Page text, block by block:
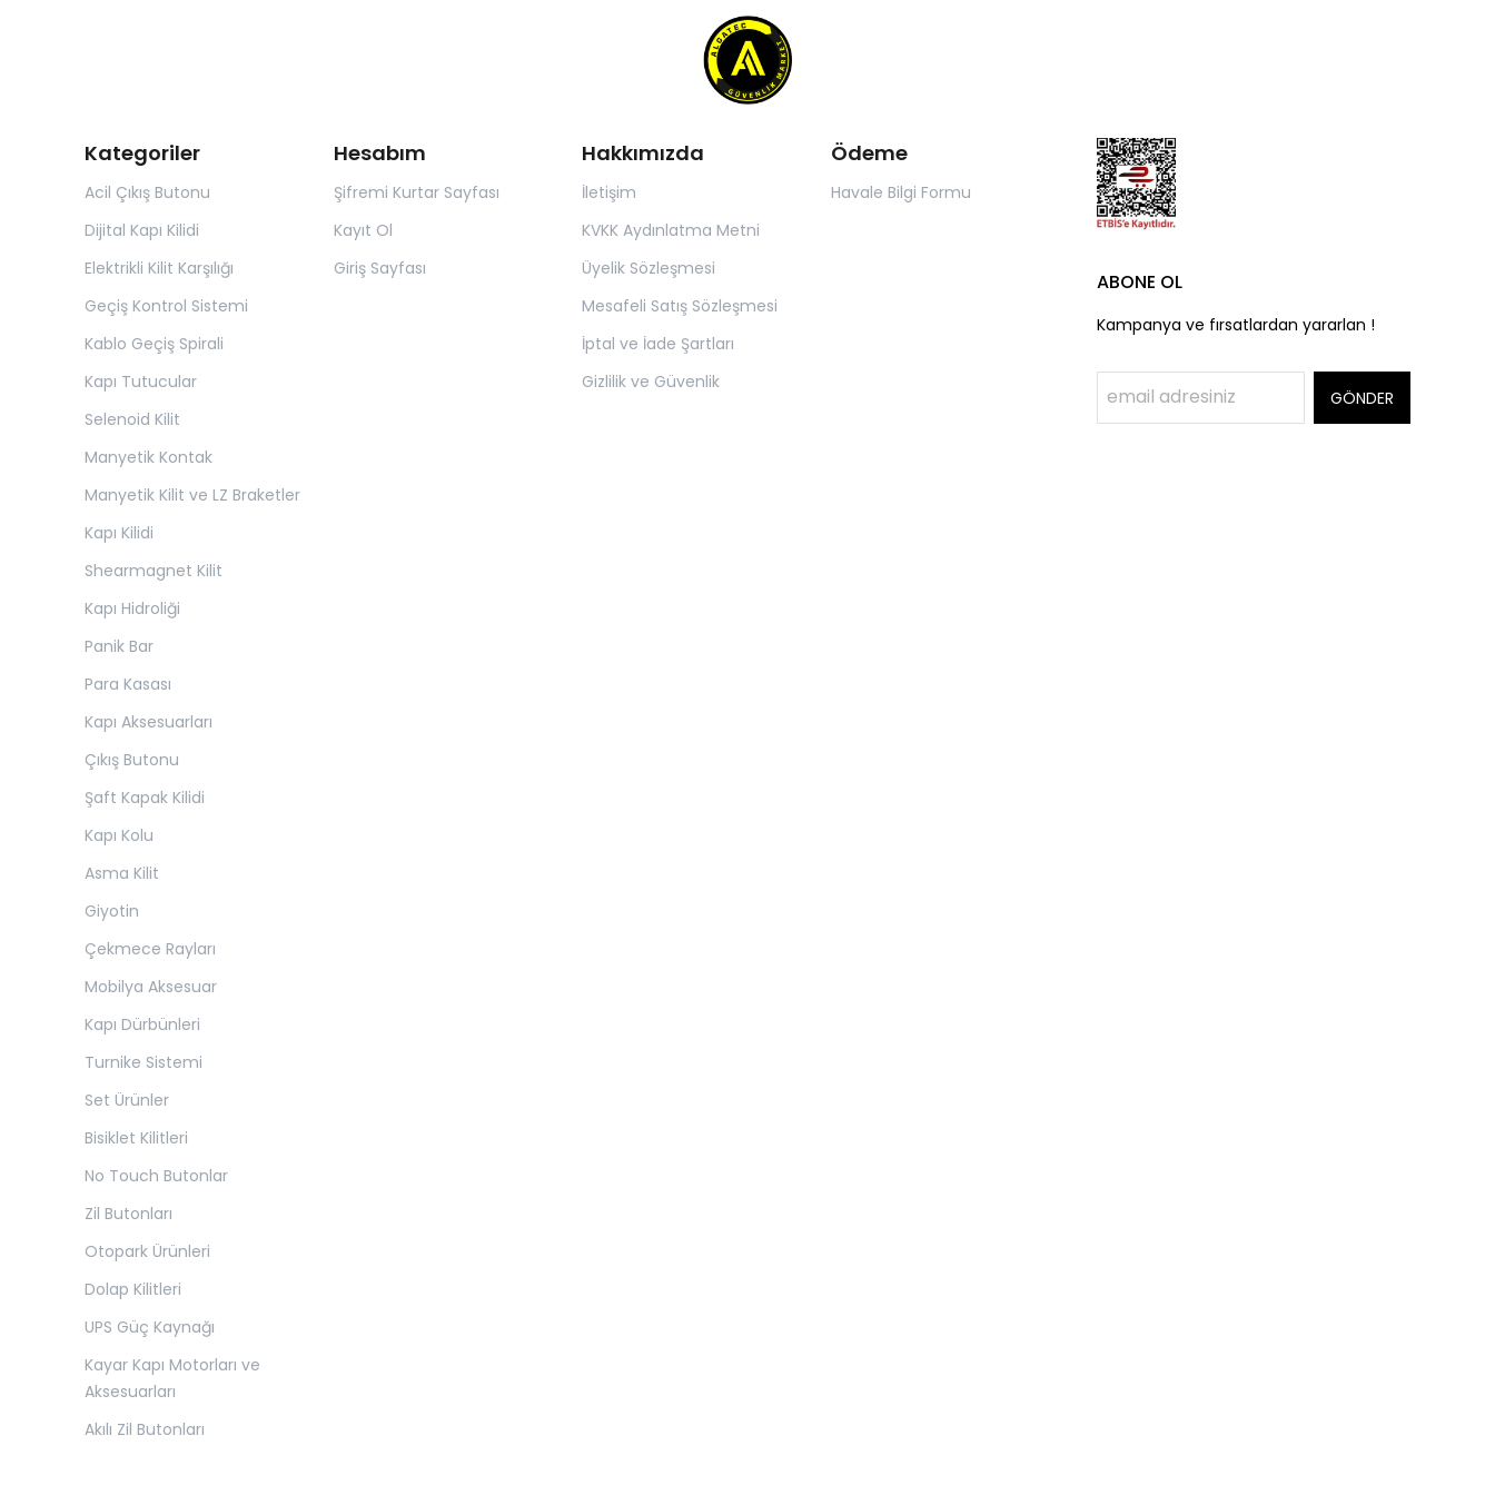
Kategoriler
Acil Çıkış Butonu
Dijital Kapı Kilidi
Elektrikli Kilit Karşılığı
Geçiş Kontrol Sistemi
Kablo Geçiş Spirali
Kapı Tutucular
Selenoid Kilit
Manyetik Kontak
Manyetik Kilit ve LZ Braketler
Kapı Kilidi
Shearmagnet Kilit
Kapı Hidroliği
Panik Bar
Para Kasası
Kapı Aksesuarları
Çıkış Butonu
Şaft Kapak Kilidi
Kapı Kolu
Asma Kilit
Giyotin
Çekmece Rayları
Mobilya Aksesuar
Kapı Dürbünleri
Turnike Sistemi
Set Ürünler
Bisiklet Kilitleri
No Touch Butonlar
Zil Butonları
Otopark Ürünleri
Dolap Kilitleri
UPS Güç Kaynağı
Kayar Kapı Motorları ve
Aksesuarları
Akılı Zil Butonları
Hesabım
Şifremi Kurtar Sayfası
Kayıt Ol
Giriş Sayfası
Hakkımızda
İletişim
KVKK Aydınlatma Metni
Üyelik Sözleşmesi
Mesafeli Satış Sözleşmesi
İptal ve İade Şartları
Gizlilik ve Güvenlik
Ödeme
Havale Bilgi Formu
ABONE OL
Kampanya ve fırsatlardan yararlan !
GÖNDER